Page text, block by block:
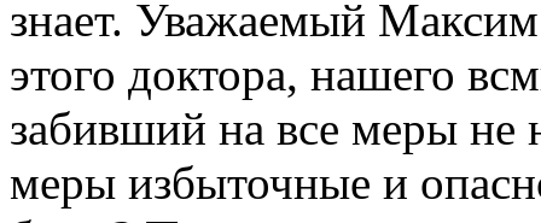
знает. Уважаемый
этого доктора, нашего
забивший на все меры не
меры избыточные и